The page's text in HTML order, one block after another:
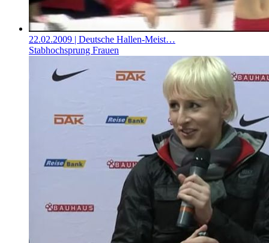
22.02.2009 | Deutsche Hallen-Meist…
Stabhochsprung Frauen